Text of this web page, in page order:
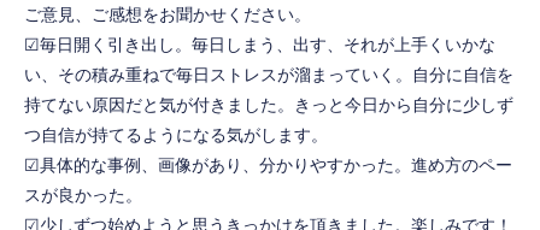
ご意見、ご感想をお聞かせください。
☑毎日開く引き出し。毎日しまう、出す、それが上手くいかな
い、その積み重ねで毎日ストレスが溜まっていく。自分に自信を
持てない原因だと気が付きました。きっと今日から自分に少しず
つ自信が持てるようになる気がします。
☑具体的な事例、画像があり、分かりやすかった。進め方のペー
スが良かった。
☑少しずつ始めようと思うきっかけを頂きました。楽しみです！